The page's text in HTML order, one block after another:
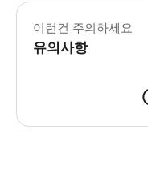
이런건 주의하세요
유의사항